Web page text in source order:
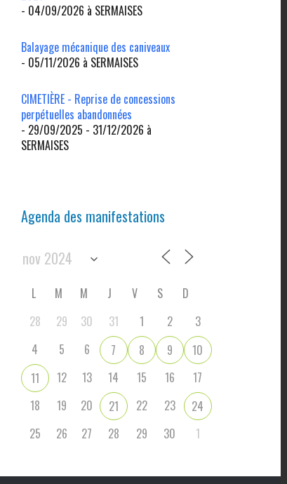
- 04/09/2026 à SERMAISES
Balayage mécanique des caniveaux
- 05/11/2026 à SERMAISES
CIMETIÈRE - Reprise de concessions
perpétuelles abandonnées
- 29/09/2025 - 31/12/2026 à
SERMAISES
Agenda des manifestations
L M M J V S
D
28
29 30 31 1 2
3
4
5 6 7 8 9
10
11
12 13 14 15 16
17
18
19 20 21 22 23
24
25
26 27 28 29 30 1